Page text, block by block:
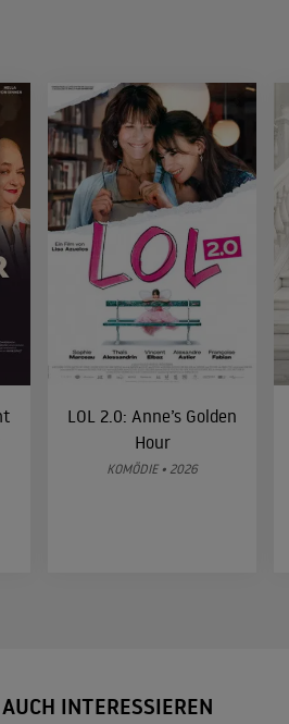
LOL 2.0: Anne’s Golden
Hour
KOMÖDIE • 2026
INTERESSIEREN